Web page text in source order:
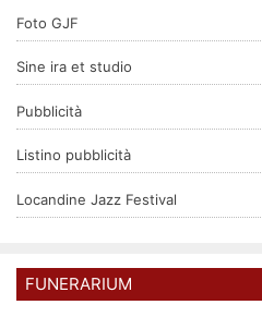
Foto GJF
Sine ira et studio
Pubblicità
Listino pubblicità
Locandine Jazz Festival
FUNERARIUM